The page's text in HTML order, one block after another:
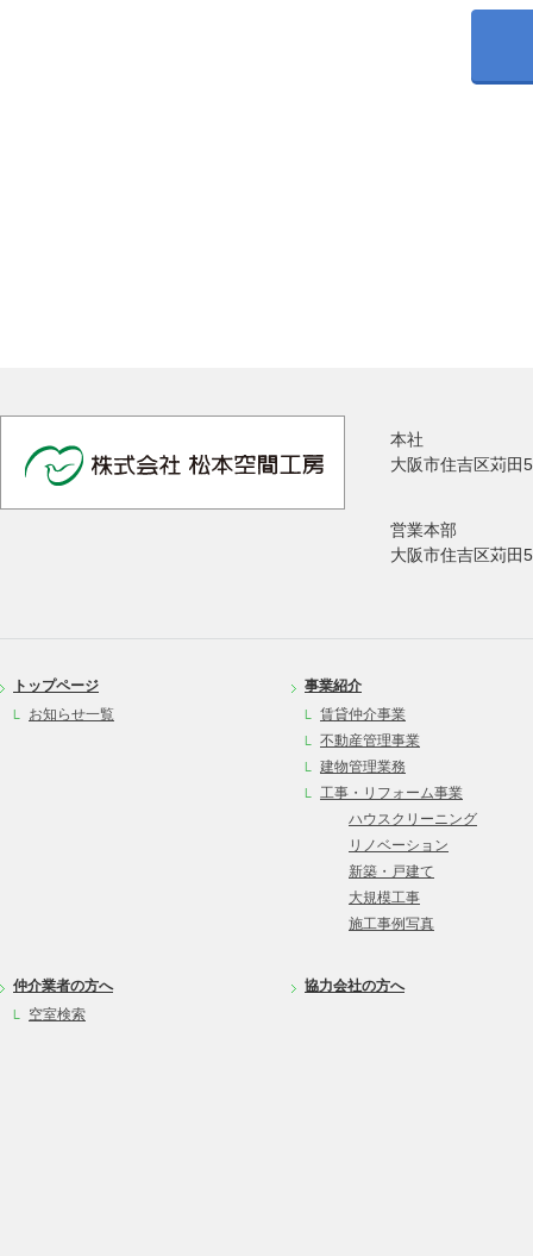
本社
大阪市住吉区苅田
営業本部
大阪市住吉区苅田
トップページ
お知らせ一覧
事業紹介
賃貸仲介事業
不動産管理事業
建物管理業務
工事・リフォーム事業
ハウスクリーニング
リノベーション
新築・戸建て
大規模工事
施工事例写真
仲介業者の方へ
空室検索
協力会社の方へ